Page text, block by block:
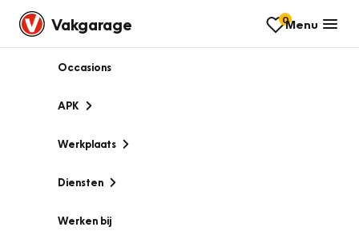
Vakgarage 0Menu
Occasions
APK
Werkplaats
Diensten
Werken bij